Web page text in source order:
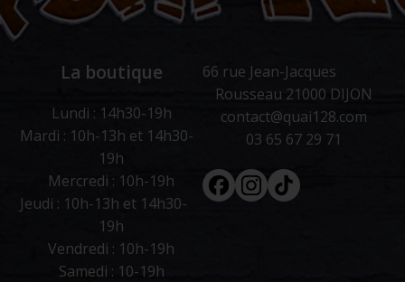
La boutique
Lundi : 14h30-19h
Mardi : 10h-13h et 14h30-
19h
Mercredi : 10h-19h
Jeudi : 10h-13h et 14h30-
19h
Vendredi : 10h-19h
Samedi : 10-19h
66 rue Jean-Jacques
Rousseau 21000 DIJON
contact@quai128.com
03 65 67 29 71
FacebookInstagram
Tiktok